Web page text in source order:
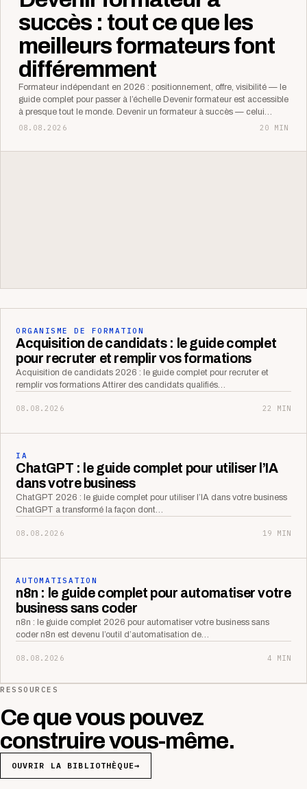
succès : tout ce que les
meilleurs formateurs font
différemment
Formateur indépendant en 2026 : positionnement, offre, visibilité — le
guide complet pour passer à l’échelle Devenir formateur est accessible
à presque tout le monde. Devenir un formateur à succès — celui…
08.08.2026
20 MIN
ORGANISME DE FORMATION
Acquisition de candidats : le guide complet
pour recruter et remplir vos formations
Acquisition de candidats 2026 : le guide complet pour recruter et
remplir vos formations Attirer des candidats qualifiés…
08.08.2026 22 MIN
IA
ChatGPT : le guide complet pour utiliser l’IA
dans votre business
ChatGPT 2026 : le guide complet pour utiliser l’IA dans votre business
ChatGPT a transformé la façon dont…
08.08.2026 19 MIN
AUTOMATISATION
n8n : le guide complet pour automatiser votre
business sans coder
n8n : le guide complet 2026 pour automatiser votre business sans
coder n8n est devenu l’outil d’automatisation de…
08.08.2026 4 MIN
RESSOURCES
Ce que vous pouvez
construire vous-même.
OUVRIR LA BIBLIOTHÈQUE→